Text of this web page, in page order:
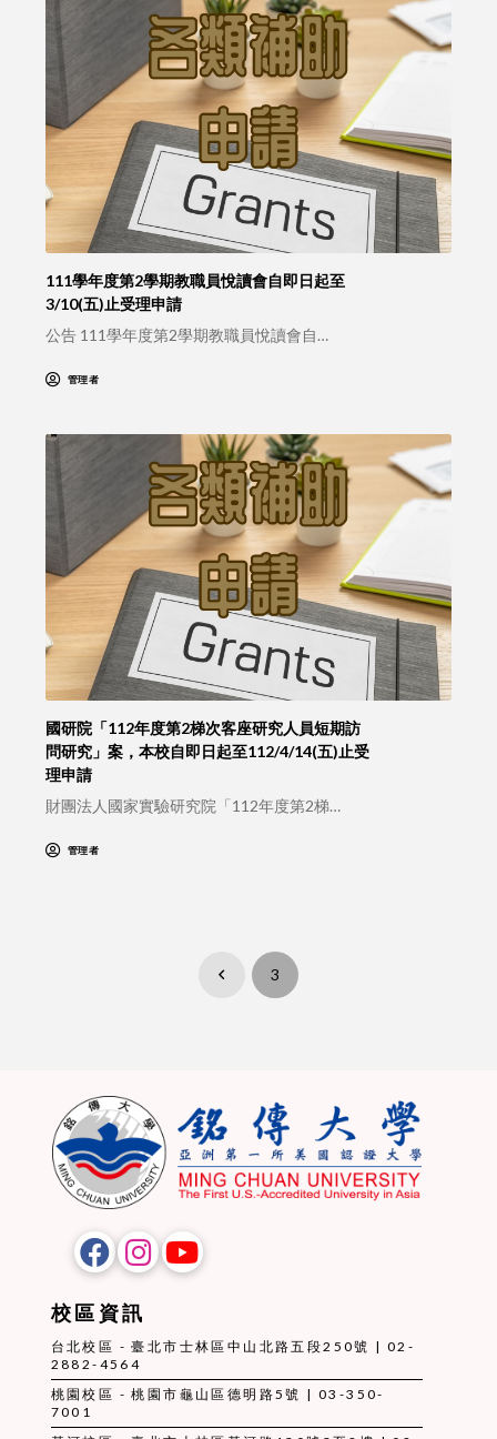
111學年度第2學期教職員悅讀會自即日起至
3/10(五)止受理申請
公告 111學年度第2學期教職員悅讀會自…
管理者
國研院「112年度第2梯次客座研究人員短期訪
問研究」案，本校自即日起至112/4/14(五)止受
理申請
財團法人國家實驗研究院「112年度第2梯…
管理者
Prev 3
校區資訊
台北校區 - 臺北市士林區中山北路五段250號 | 02-
2882-4564
桃園校區 - 桃園市龜山區德明路5號 | 03-350-
7001